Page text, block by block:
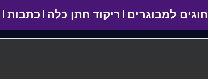
חוגים למבוגרים ריקוד חתן כלה כתבות